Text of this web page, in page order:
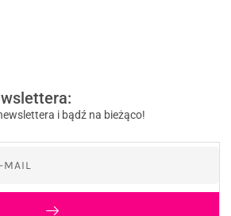
i bądź na bieżąco!